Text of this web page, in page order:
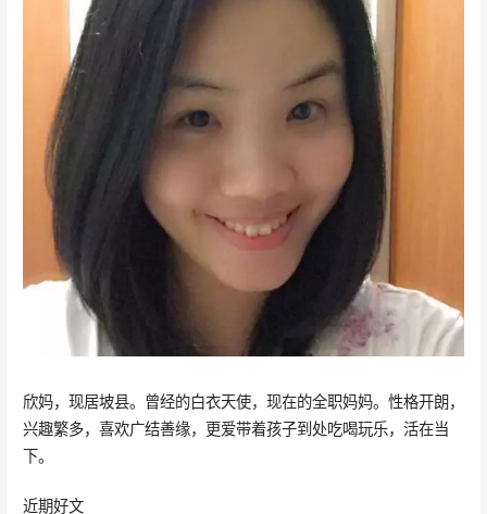
欣妈，现居坡县。曾经的白衣天使，现在的全职妈妈。性格开朗，
兴趣繁多，喜欢广结善缘，更爱带着孩子到处吃喝玩乐，活在当
下。
近期好文